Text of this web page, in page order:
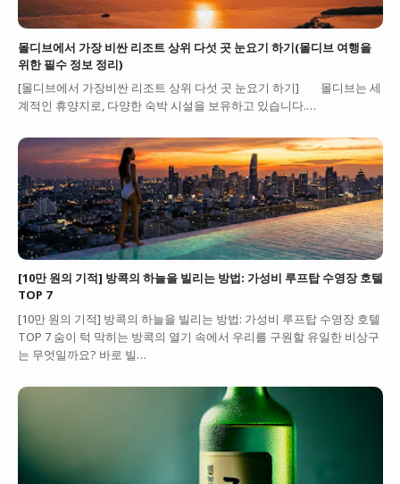
몰디브에서 가장 비싼 리조트 상위 다섯 곳 눈요기 하기(몰디브 여행을
위한 필수 정보 정리)
[몰디브에서 가장비싼 리조트 상위 다섯 곳 눈요기 하기] 몰디브는 세
계적인 휴양지로, 다양한 숙박 시설을 보유하고 있습니다.…
[10만 원의 기적] 방콕의 하늘을 빌리는 방법: 가성비 루프탑 수영장 호텔
TOP 7
[10만 원의 기적] 방콕의 하늘을 빌리는 방법: 가성비 루프탑 수영장 호텔
TOP 7 숨이 턱 막히는 방콕의 열기 속에서 우리를 구원할 유일한 비상구
는 무엇일까요? 바로 빌…